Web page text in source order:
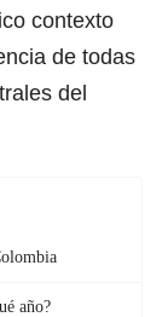
contexto
de todas
del
año?